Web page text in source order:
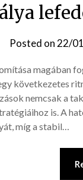
Posted on 22/
magában
következetes
nemcsak a
is. A
míg a stabil…